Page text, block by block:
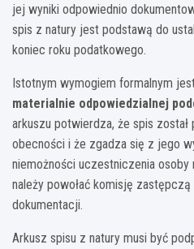
jej wyniki odpowiednio
spis z natury jest podstawą do
koniec roku podatkowego.
Istotnym wymogiem formalnym
materialnie odpowiedzialnej
arkuszu potwierdza, że spis
obecności i że zgadza się z jego
niemożności uczestniczenia osoby
należy powołać komisję
dokumentacji.
Arkusz spisu z natury musi być